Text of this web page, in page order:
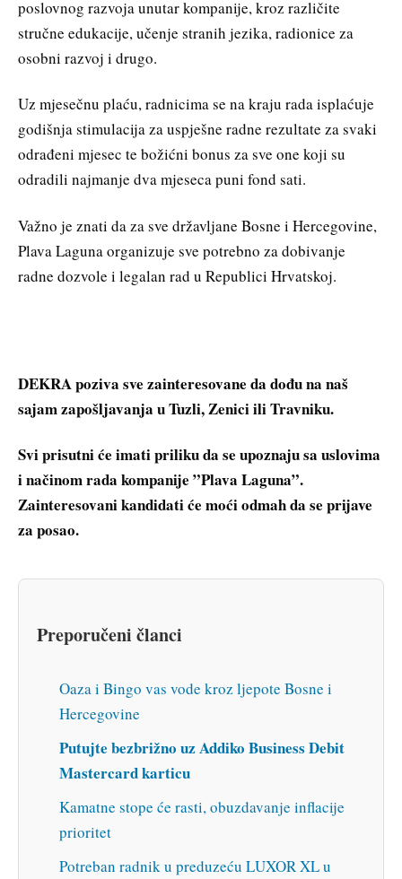
poslovnog razvoja unutar kompanije, kroz različite
stručne edukacije, učenje stranih jezika, radionice za
osobni razvoj i drugo.
Uz mjesečnu plaću, radnicima se na kraju rada isplaćuje
godišnja stimulacija za uspješne radne rezultate za svaki
odrađeni mjesec te božićni bonus za sve one koji su
odradili najmanje dva mjeseca puni fond sati.
Važno je znati da za sve državljane Bosne i Hercegovine,
Plava Laguna organizuje sve potrebno za dobivanje
radne dozvole i legalan rad u Republici Hrvatskoj.
DEKRA poziva sve zainteresovane da dođu na naš
sajam zapošljavanja u Tuzli, Zenici ili Travniku.
Svi prisutni će imati priliku da se upoznaju sa uslovima
i načinom rada kompanije ”Plava Laguna”.
Zainteresovani kandidati će moći odmah da se prijave
za posao.
Preporučeni članci
Oaza i Bingo vas vode kroz ljepote Bosne i
Hercegovine
Putujte bezbrižno uz Addiko Business Debit
Mastercard karticu
Kamatne stope će rasti, obuzdavanje inflacije
prioritet
Potreban radnik u preduzeću LUXOR XL u